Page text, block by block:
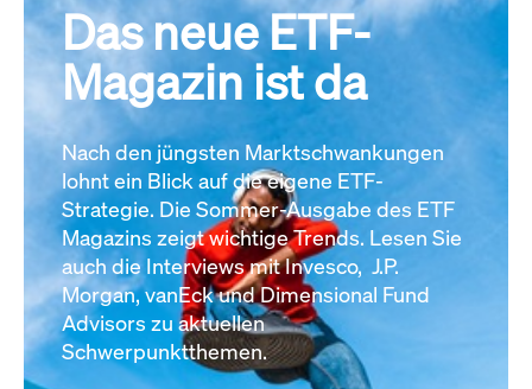
Das neue ETF-
Magazin ist da
Nach den jüngsten Marktschwankungen
lohnt ein Blick auf die eigene ETF-
Strategie. Die Sommer-Ausgabe des ETF
Magazins zeigt wichtige Trends. Lesen Sie
auch die Interviews mit Invesco, J.P.
Morgan, vanEck und Dimensional Fund
Advisors zu aktuellen
Schwerpunktthemen.